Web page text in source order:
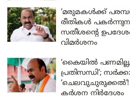
‘മരുമകൾക്ക്
രീതികൾ
സതീശൻ്റെ
വിമർശനം
‘കൈയിൽ
പ്രതിസന്ധി’;
കർശന നിർദേശം